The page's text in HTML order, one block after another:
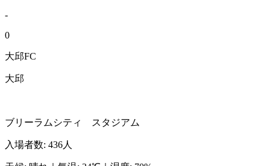
-
0
大邱FC
大邱
ブリーラムシティ スタジアム
入場者数: 436人